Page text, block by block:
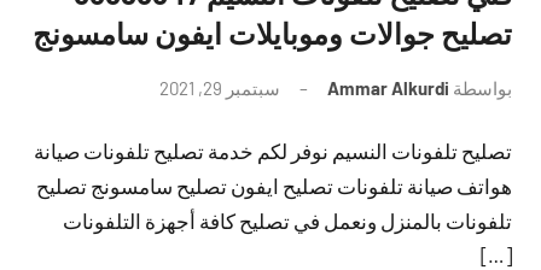
تصليح جوالات وموبايلات ايفون سامسونج
بواسطة Ammar Alkurdi سبتمبر 29, 2021
تعليقات
تصليح تلفونات النسيم نوفر لكم خدمة تصليح تلفونات صيانة
هواتف صيانة تلفونات تصليح ايفون تصليح سامسونج تصليح
تلفونات بالمنزل ونعمل في تصليح كافة أجهزة التلفونات
[…]